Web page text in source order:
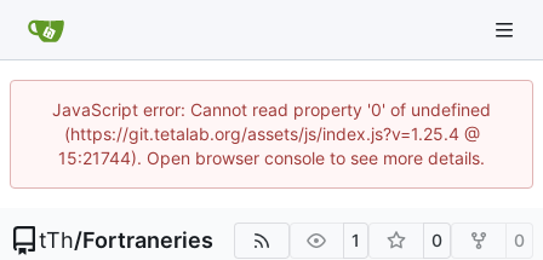
JavaScript error: Cannot read property '0' of undefined
(https://git.tetalab.org/assets/js/index.js?v=1.25.4 @
15:21744). Open browser console to see more details.
tTh/Fortraneries 1 0 0